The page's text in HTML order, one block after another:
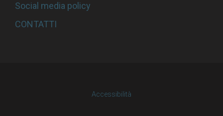
Social media policy
CONTATTI
Accessibilità